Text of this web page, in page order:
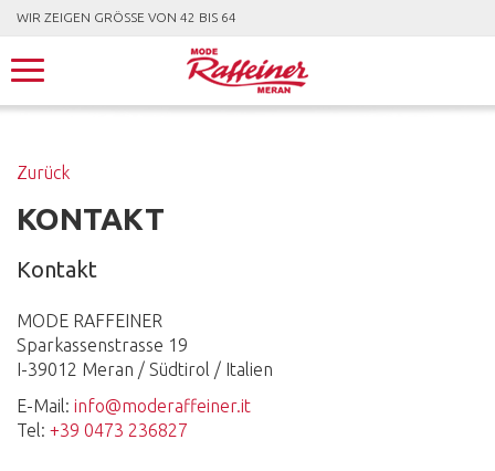
Zurück
KONTAKT
Kontakt
MODE RAFFEINER
Sparkassenstrasse 19
I-39012 Meran / Südtirol / Italien
E-Mail: info@moderaffeiner.it
Tel: +39 0473 236827
WIR ZEIGEN GRÖSSE VON 42 BIS 64